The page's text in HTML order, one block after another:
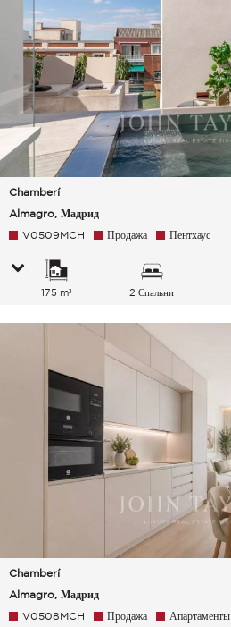
Chamberí
Almagro, Мадрид
V0509MCH Продажа Пентхаус
175 m² 2 Спальни
Chamberí
Almagro, Мадрид
V0508MCH Продажа Апартаменты